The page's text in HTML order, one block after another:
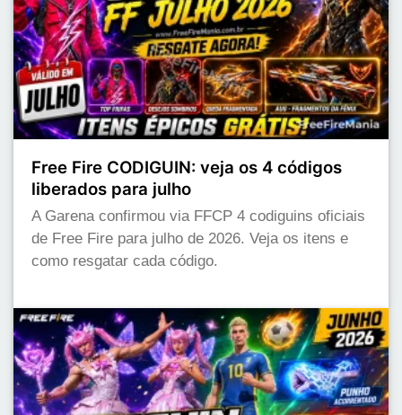
Free Fire CODIGUIN: veja os 4 códigos
liberados para julho
A Garena confirmou via FFCP 4 codiguins oficiais
de Free Fire para julho de 2026. Veja os itens e
como resgatar cada código.